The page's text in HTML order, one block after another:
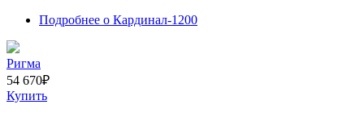
Подробнее о Кардинал-1200
Ригма
54 670₽
Купить